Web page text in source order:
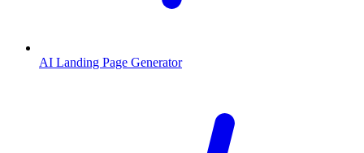
AI Landing Page Generator